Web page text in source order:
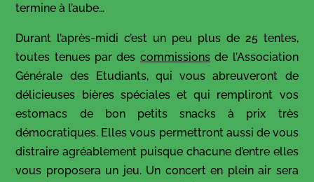
termine à l’aube…
Durant l’après-midi c’est un peu plus de 25 tentes,
toutes tenues par des commissionsde l’Association
Générale des Etudiants, qui vous abreuveront de
délicieuses bières spéciales et qui rempliront vos
estomacs de bon petits snacks à prix très
démocratiques. Elles vous permettront aussi de vous
distraire agréablement puisque chacune d’entre elles
vous proposera un jeu. Un concert en plein air sera